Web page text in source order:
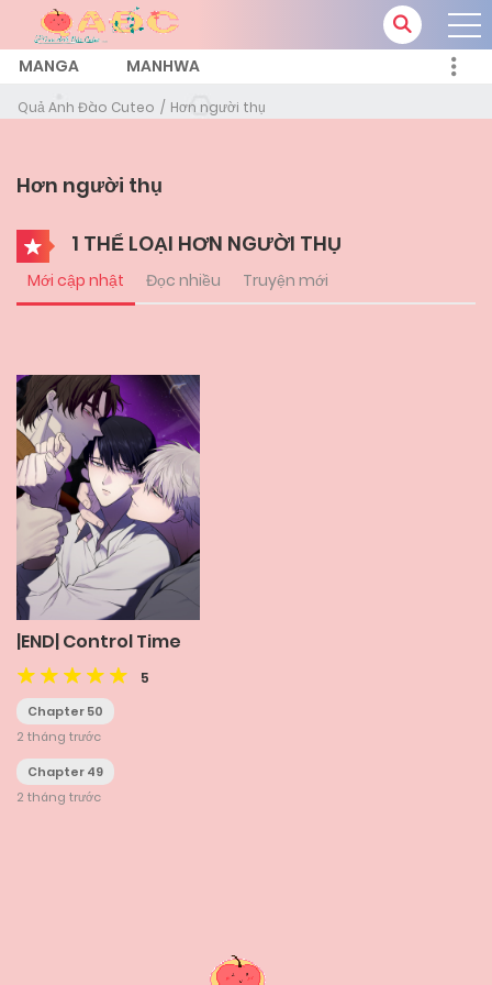
MANGA MANHWA
Quả Anh Đào Cuteo Hơn người thụ
Hơn người thụ
1 THỂ LOẠI HƠN NGƯỜI THỤ
Mới cập nhật Đọc nhiều Truyện mới
|END| Control Time
5
Chapter 50
2 tháng trước
Chapter 49
2 tháng trước